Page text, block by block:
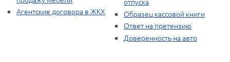
Агентские договора в ЖКХ
Образец кассовой книги
Ответ на претензию
Доверенность на авто